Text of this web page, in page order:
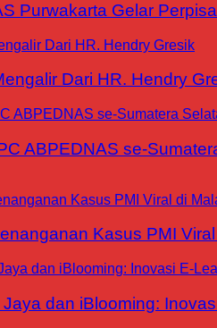
Purwakarta Gelar
Dari HR. Hendry
ABPEDNAS se-
Kasus PMI
dan iBlooming: